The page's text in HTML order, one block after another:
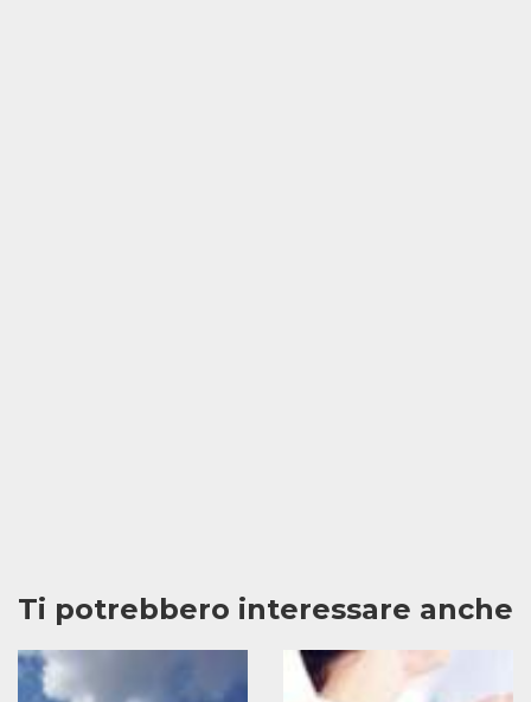
Ti potrebbero interessare anche